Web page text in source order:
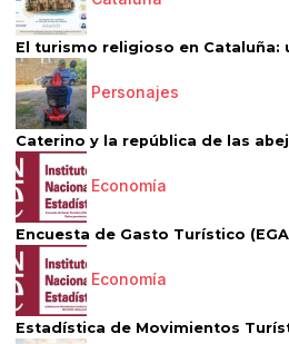
El turismo religioso en Cataluña:
Personajes
Caterino y la república de las
Economía
Encuesta de Gasto Turístico
Economía
Estadística de Movimientos